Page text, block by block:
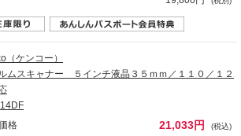
（ケンコー）
ムスキャナー ５インチ液晶３５ｍｍ／１１０／１２
格
21,033円 (税込)